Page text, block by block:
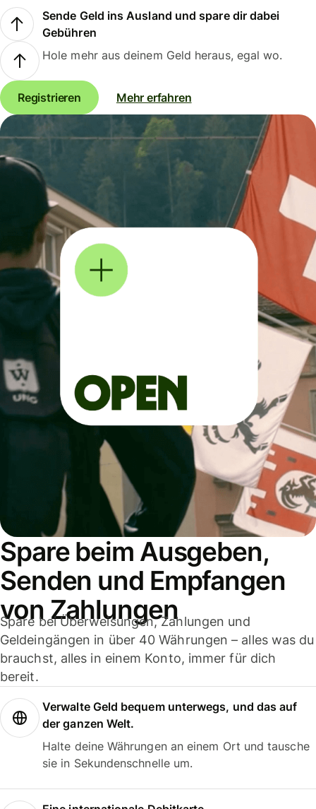
Sende Geld ins Ausland und spare dir dabei
Gebühren
Hole mehr aus deinem Geld heraus, egal wo.
Registrieren Mehr erfahren
Spare beim Ausgeben,
Senden und Empfangen
von Zahlungen
Spare bei Überweisungen, Zahlungen und
Geldeingängen in über 40 Währungen – alles was du
brauchst, alles in einem Konto, immer für dich
bereit.
Verwalte Geld bequem unterwegs, und das auf
der ganzen Welt.
Halte deine Währungen an einem Ort und tausche
sie in Sekundenschnelle um.